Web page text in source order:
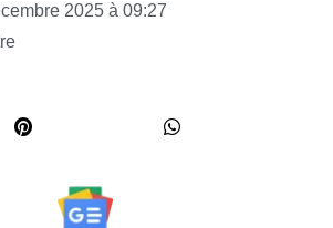
2025 à 09:27